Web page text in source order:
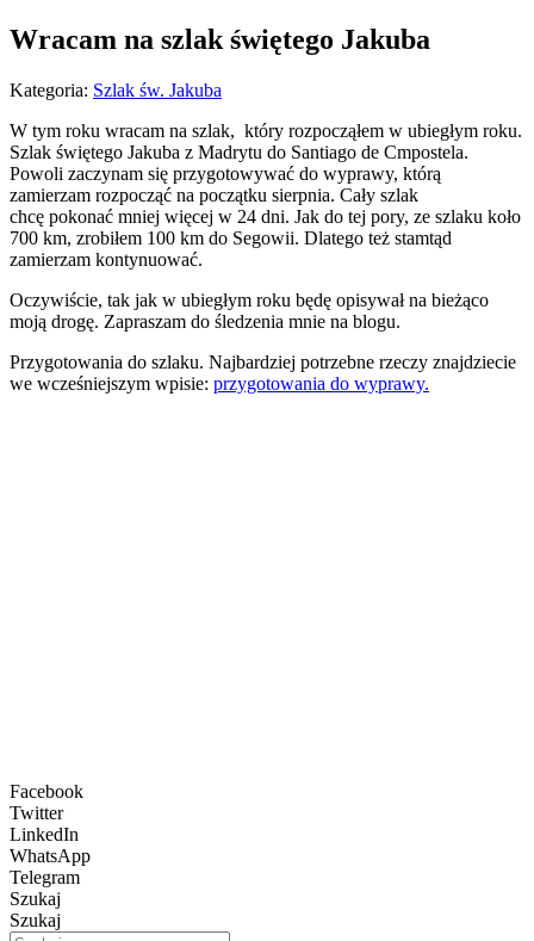
Wracam na szlak świętego Jakuba
Kategoria: Szlak św. Jakuba
W tym roku wracam na szlak, który rozpocząłem w ubiegłym roku.
Szlak świętego Jakuba z Madrytu do Santiago de Cmpostela.
Powoli zaczynam się przygotowywać do wyprawy, którą
zamierzam rozpocząć na początku sierpnia. Cały szlak
chcę pokonać mniej więcej w 24 dni. Jak do tej pory, ze szlaku koło
700 km, zrobiłem 100 km do Segowii. Dlatego też stamtąd
zamierzam kontynuować.
Oczywiście, tak jak w ubiegłym roku będę opisywał na bieżąco
moją drogę. Zapraszam do śledzenia mnie na blogu.
Przygotowania do szlaku. Najbardziej potrzebne rzeczy znajdziecie
we wcześniejszym wpisie: przygotowania do wyprawy.
Facebook
Twitter
LinkedIn
WhatsApp
Telegram
Szukaj
Szukaj